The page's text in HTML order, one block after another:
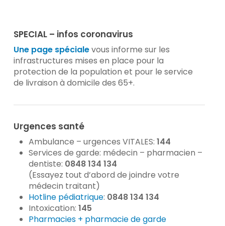
SPECIAL – infos coronavirus
Une page spécialevous informe sur les
infrastructures mises en place pour la
protection de la population et pour le service
de livraison à domicile des 65+.
Urgences santé
Ambulance – urgences VITALES: 144
Services de garde: médecin – pharmacien –
dentiste: 0848 134 134
(Essayez tout d’abord de joindre votre
médecin traitant)
Hotline pédiatrique: 0848 134 134
Intoxication: 145
Pharmacies + pharmacie de garde